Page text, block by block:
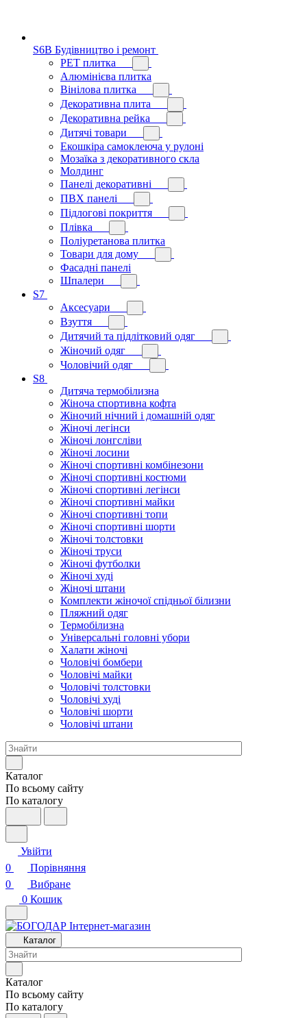
S6B Будівництво і ремонт
PЕT плитка
Алюмінієва плитка
Вінілова плитка
Декоративна плита
Декоративна рейка
Дитячі товари
Екошкіра самоклеюча у рулоні
Мозаїка з декоративного скла
Молдинг
Панелі декоративні
ПВХ панелі
Підлогові покриття
Плівка
Поліуретанова плитка
Товари для дому
Фасадні панелі
Шпалери
S7
Аксесуари
Взуття
Дитячий та підлітковий одяг
Жіночий одяг
Чоловічий одяг
S8
Дитяча термобілизна
Жіноча спортивна кофта
Жіночий нічний і домашній одяг
Жіночі легінси
Жіночі лонгсліви
Жіночі лосини
Жіночі спортивні комбінезони
Жіночі спортивні костюми
Жіночі спортивні легінси
Жіночі спортивні майки
Жіночі спортивні топи
Жіночі спортивні шорти
Жіночі толстовки
Жіночі труси
Жіночі футболки
Жіночі худі
Жіночі штани
Комплекти жіночої спідньої білизни
Пляжний одяг
Термобілизна
Універсальні головні убори
Халати жіночі
Чоловічі бомбери
Чоловічі майки
Чоловічі толстовки
Чоловічі худі
Чоловічі шорти
Чоловічі штани
Каталог
По всьому сайту
По каталогу
Увійти
0
Порівняння
0
Вибране
0 Кошик
Каталог
Каталог
По всьому сайту
По каталогу